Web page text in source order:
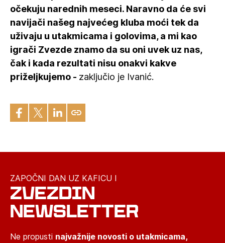
očekuju narednih meseci. Naravno da će svi
navijači našeg najvećeg kluba moći tek da
uživaju u utakmicama i golovima, a mi kao
igrači Zvezde znamo da su oni uvek uz nas,
čak i kada rezultati nisu onakvi kakve
priželjkujemo - zaključio je Ivanić.
ZAPOČNI DAN UZ KAFICU I
ZVEZDIN
NEWSLETTER
Ne propusti najvažnije novosti o utakmicama,